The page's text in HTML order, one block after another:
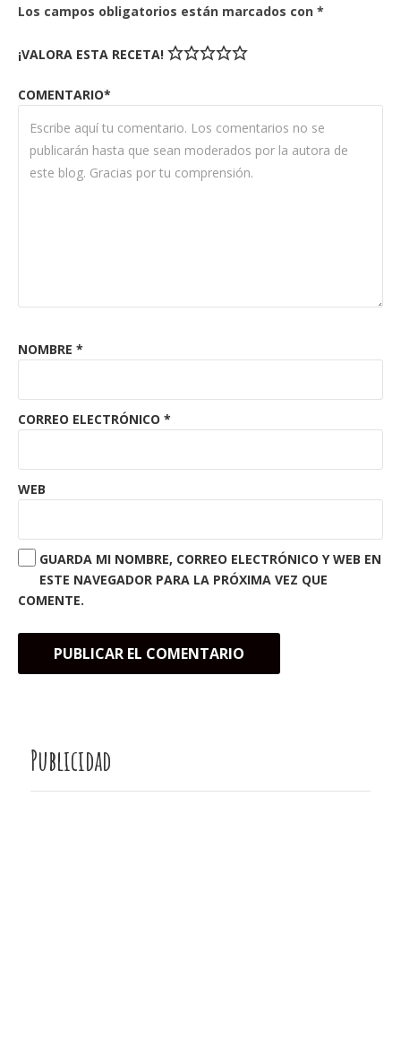
Los campos obligatorios están marcados con *
¡VALORA ESTA RECETA!
COMENTARIO*
NOMBRE *
CORREO ELECTRÓNICO *
WEB
GUARDA MI NOMBRE, CORREO ELECTRÓNICO Y WEB EN
ESTE NAVEGADOR PARA LA PRÓXIMA VEZ QUE
COMENTE.
Publicidad